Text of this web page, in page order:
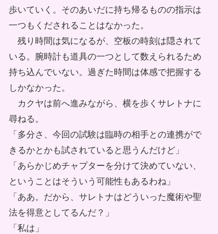
歩いていく。そのあいだに持ち帰るものの指示は
一つもくだされることはなかった。
残り時間は気になるが、空板の時刻は隠されて
いる。腕時計も道具の一つとして数えられるため
持ち込んでいない。過ぎた時間は体感で把握する
しかなかった。
カクヤは前へ進みながら、横を歩くサレトナに
尋ねる。
「多分さ、今回の試験は臨時の相手との連携がで
きるかとかも試されていると思うんだけど」
「あらかじめチャプターを分けて決めていない、
ということはそういう可能性もあるわね」
「ああ。だから、サレトナはどういった魔術や聖
法を得意としてるんだ？」
「私は」